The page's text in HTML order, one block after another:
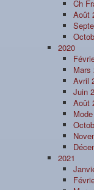
Ch
Août
2020
Mars
Avril
Juin
Août
2021